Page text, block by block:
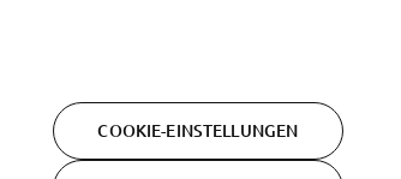
DatenschutzerklärungCookies
Bedingungen
und
COOKIE-EINSTELLUNGEN